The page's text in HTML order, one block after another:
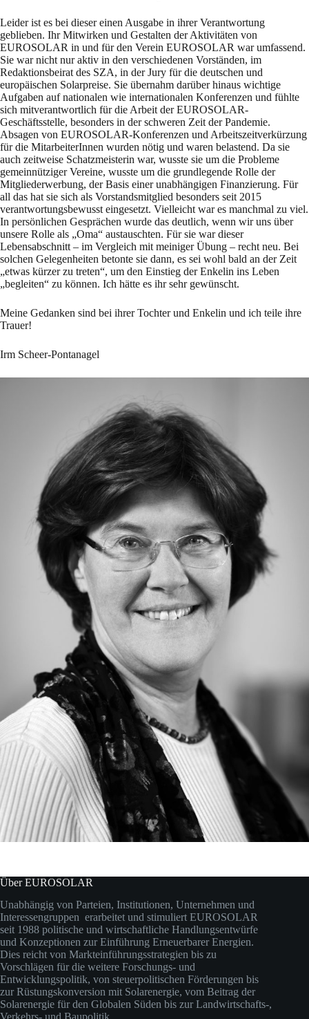
Leider ist es bei dieser einen Ausgabe in ihrer Verantwortung
geblieben. Ihr Mitwirken und Gestalten der Aktivitäten von
EUROSOLAR in und für den Verein EUROSOLAR war umfassend.
Sie war nicht nur aktiv in den verschiedenen Vorständen, im
Redaktionsbeirat des SZA, in der Jury für die deutschen und
europäischen Solarpreise. Sie übernahm darüber hinaus wichtige
Aufgaben auf nationalen wie internationalen Konferenzen und fühlte
sich mitverantwortlich für die Arbeit der EUROSOLAR-
Geschäftsstelle, besonders in der schweren Zeit der Pandemie.
Absagen von EUROSOLAR-Konferenzen und Arbeitszeitverkürzung
für die MitarbeiterInnen wurden nötig und waren belastend. Da sie
auch zeitweise Schatzmeisterin war, wusste sie um die Probleme
gemeinnütziger Vereine, wusste um die grundlegende Rolle der
Mitgliederwerbung, der Basis einer unabhängigen Finanzierung. Für
all das hat sie sich als Vorstandsmitglied besonders seit 2015
verantwortungsbewusst eingesetzt. Vielleicht war es manchmal zu viel.
In persönlichen Gesprächen wurde das deutlich, wenn wir uns über
unsere Rolle als „Oma“ austauschten. Für sie war dieser
Lebensabschnitt – im Vergleich mit meiniger Übung – recht neu. Bei
solchen Gelegenheiten betonte sie dann, es sei wohl bald an der Zeit
„etwas kürzer zu treten“, um den Einstieg der Enkelin ins Leben
„begleiten“ zu können. Ich hätte es ihr sehr gewünscht.
Meine Gedanken sind bei ihrer Tochter und Enkelin und ich teile ihre
Trauer!
Irm Scheer-Pontanagel
Über EUROSOLAR
Unabhängig von Parteien, Institutionen, Unternehmen und
Interessengruppen erarbeitet und stimuliert EUROSOLAR
seit 1988 politische und wirtschaftliche Handlungsentwürfe
und Konzeptionen zur Einführung Erneuerbarer Energien.
Dies reicht von Markteinführungsstrategien bis zu
Vorschlägen für die weitere Forschungs- und
Entwicklungspolitik, von steuerpolitischen Förderungen bis
zur Rüstungskonversion mit Solarenergie, vom Beitrag der
Solarenergie für den Globalen Süden bis zur Landwirtschafts-,